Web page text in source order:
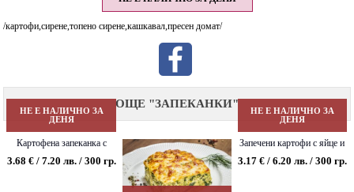
/картофи,сирене,топено сирене,кашкавал,пресен домат/
ОЩЕ "ЗАПЕКАНКИ"
НЕ Е НАЛИЧНО ЗА
ДЕНЯ
Картофена запеканка с
бекон
3.68 € / 7.20 лв. / 300 гр.
НЕ Е НАЛИЧНО ЗА
ДЕНЯ
Запечени картофи с яйце и
сирене
3.17 € / 6.20 лв. / 300 гр.